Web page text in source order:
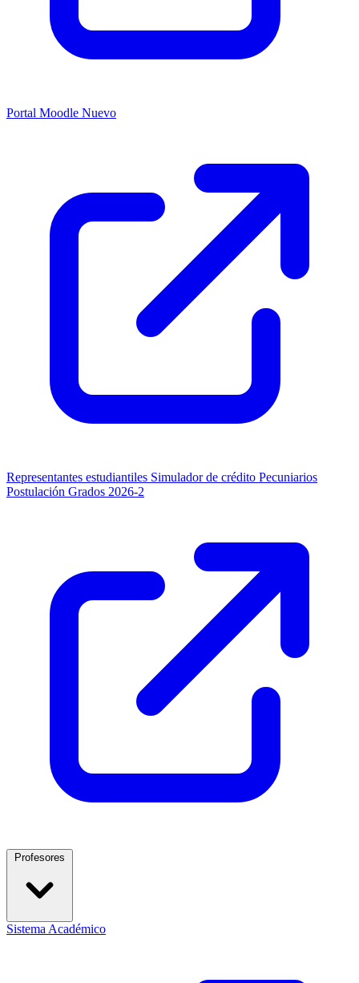
Portal Moodle Nuevo
Representantes estudiantiles Simulador de crédito Pecuniarios
Postulación Grados 2026-2
Sistema Académico